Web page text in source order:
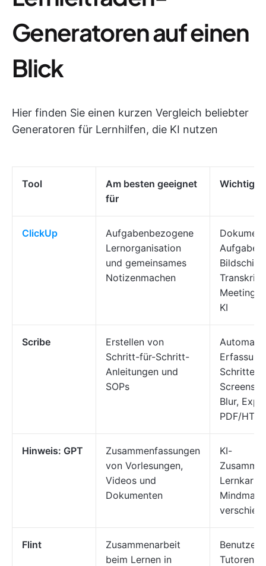
Generatoren auf einen
Blick
Hier finden Sie einen kurzen Vergleich beliebter
Generatoren für Lernhilfen, die KI nutzen
Tool
Am besten geeignet
für
ClickUp
Aufgabenbezogene
Lernorganisation
und gemeinsames
Notizenmachen
Aufgaben,
KI
Scribe
Erstellen von
Schritt-für-Schritt-
Anleitungen und
SOPs
Blur,
PDF/
Hinweis: GPT
Zusammenfassungen
von Vorlesungen,
Videos und
Dokumenten
KI-
Flint
Zusammenarbeit
beim Lernen in
Tutoren,